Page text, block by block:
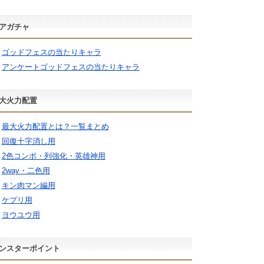
ガチャ
ゴッドフェスの当たりキャラ
アンケートゴッドフェスの当たりキャラ
火力配置
最大火力配置とは？一覧まとめ
回復十字消し用
2色コンボ・列強化・英雄神用
2way・二色用
キン肉マン編用
ケプリ用
ヨウユウ用
スターポイント